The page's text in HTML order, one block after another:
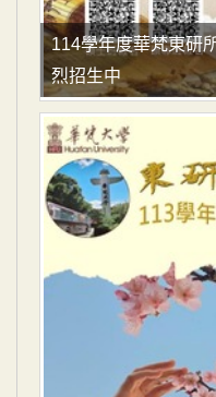
114學年度華梵東研
烈招生中